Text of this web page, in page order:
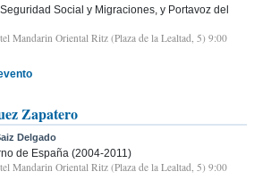
Social y Migraciones, y Portavoz del
Mandarin Oriental Ritz (Plaza de la Lealtad, 5) 9:00
Zapatero
Delgado
de España (2004-2011)
Mandarin Oriental Ritz (Plaza de la Lealtad, 5) 9:00